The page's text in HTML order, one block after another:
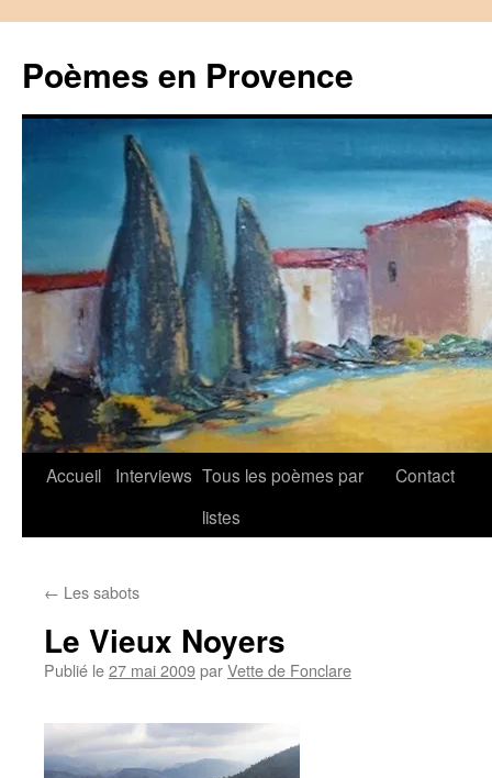
contenu
Poèmes en Provence
Accueil Interviews Tous les poèmes par
listes
Contact
← Les sabots
Le Vieux Noyers
Publié le27 mai 2009parVette de Fonclare